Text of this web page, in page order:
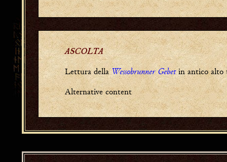
ASCOLTA
Lettura dellaWessobrunner Gebetin antico alto
Alternative content